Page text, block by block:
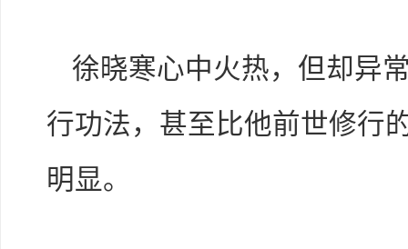
徐晓寒心中火热，但却异
行功法，甚至比他前世修行
明显。